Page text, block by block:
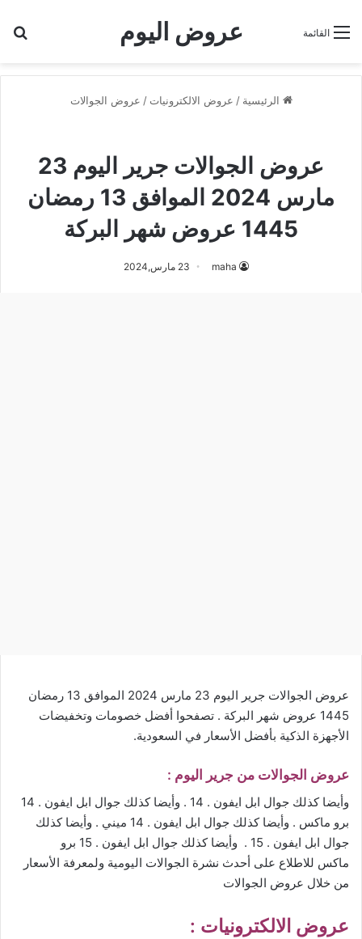
عروض اليوم القائمة
الرئيسية / عروض الالكترونيات / عروض الجوالات
عروض الجوالات جرير اليوم 23
مارس 2024 الموافق 13 رمضان
1445 عروض شهر البركة
maha 23 مارس,2024
عروض الجوالات جرير اليوم 23 مارس 2024 الموافق 13 رمضان
1445 عروض شهر البركة . تصفحوا أفضل خصومات وتخفيضات
الأجهزة الذكية بأفضل الأسعار في السعودية.
عروض الجوالات من جرير ا ليوم :
وأيضا كذلك جوال ابل ايفون . 14 . وأيضا كذلك جوال ابل ايفون . 14
برو ماكس . وأيضا كذلك جوال ابل ايفون . 14 ميني . وأيضا كذلك
جوال ابل ايفون . 15 . وأيضا كذلك جوال ابل ايفون . 15 برو
ماكس للاطلاع على أحدث نشرة الجوالات اليومية ولمعرفة الأسعار
من خلال عروض الجوالات
عروض الالكترونيات :